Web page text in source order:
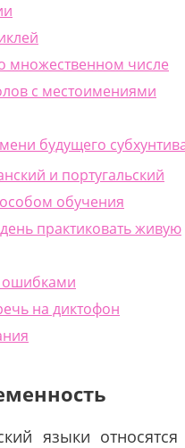
множественном числе
с местоимениями
будущего
и португальский
обучения
практиковать живую
ошибками
на диктофон
языки относятся